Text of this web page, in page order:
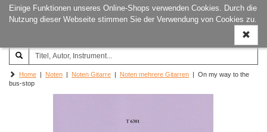
Einige Funktionen unseres Online-Shops verwenden Cookies. Durch die
Nutzung dieser Webseite stimmen Sie der Verwendung von Cookies zu.
ein-/
Joachim‐Trekel‐Musikverlag,
Hamburg
Home | Noten | Noten Gitarre | Noten mehrere Gitarren | On my way to the
bus-stop